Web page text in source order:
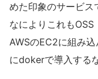
めた印象のサービス
なによりこれも
AWSのEC2に組み
にdokerで導入する